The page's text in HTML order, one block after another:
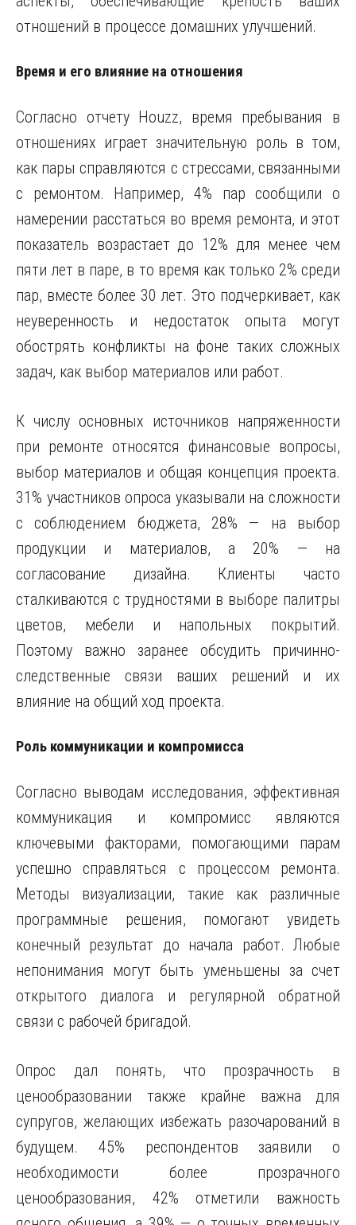
отношений в процессе домашних улучшений.
Время и его влияние на отношения
Согласно отчету Houzz, время пребывания в
отношениях играет значительную роль в том,
как пары справляются с стрессами, связанными
с ремонтом. Например, 4% пар сообщили о
намерении расстаться во время ремонта, и этот
показатель возрастает до 12% для менее чем
пяти лет в паре, в то время как только 2% среди
пар, вместе более 30 лет. Это подчеркивает, как
неуверенность и недостаток опыта могут
обострять конфликты на фоне таких сложных
задач, как выбор материалов или работ.
К числу основных источников напряженности
при ремонте относятся финансовые вопросы,
выбор материалов и общая концепция проекта.
31% участников опроса указывали на сложности
с соблюдением бюджета, 28% — на выбор
продукции и материалов, а 20% — на
согласование дизайна. Клиенты часто
сталкиваются с трудностями в выборе палитры
цветов, мебели и напольных покрытий.
Поэтому важно заранее обсудить причинно-
следственные связи ваших решений и их
влияние на общий ход проекта.
Роль коммуникации и компромисса
Согласно выводам исследования, эффективная
коммуникация и компромисс являются
ключевыми факторами, помогающими парам
успешно справляться с процессом ремонта.
Методы визуализации, такие как различные
программные решения, помогают увидеть
конечный результат до начала работ. Любые
непонимания могут быть уменьшены за счет
открытого диалога и регулярной обратной
связи с рабочей бригадой.
Опрос дал понять, что прозрачность в
ценообразовании также крайне важна для
супругов, желающих избежать разочарований в
будущем. 45% респондентов заявили о
необходимости более прозрачного
ценообразования, 42% отметили важность